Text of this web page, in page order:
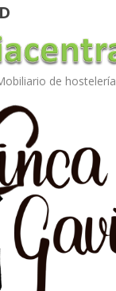
de hostelería